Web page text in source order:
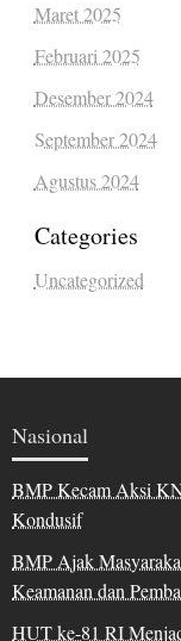
Maret 2025
Februari 2025
Desember 2024
September 2024
Agustus 2024
Categories
Uncategorized
Nasional
BMP Kecam Aksi
Kondusif
BMP Ajak
Keamanan dan
HUT ke-81 RI